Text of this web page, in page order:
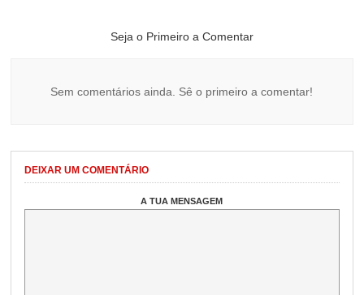
Seja o Primeiro a Comentar
Sem comentários ainda. Sê o primeiro a comentar!
DEIXAR UM COMENTÁRIO
A TUA MENSAGEM